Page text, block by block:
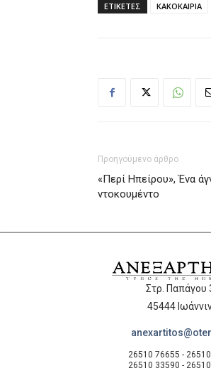
ΕΤΙΚΕΤΕΣ ΚΑΚΟΚΑΙΡΙΑ
Προηγούμενο άρθρο
«Περί Ηπείρου», Ένα
ντοκουμέντο
Στρ. Παπάγου
45444
26510 76655 -
26510 33590 -